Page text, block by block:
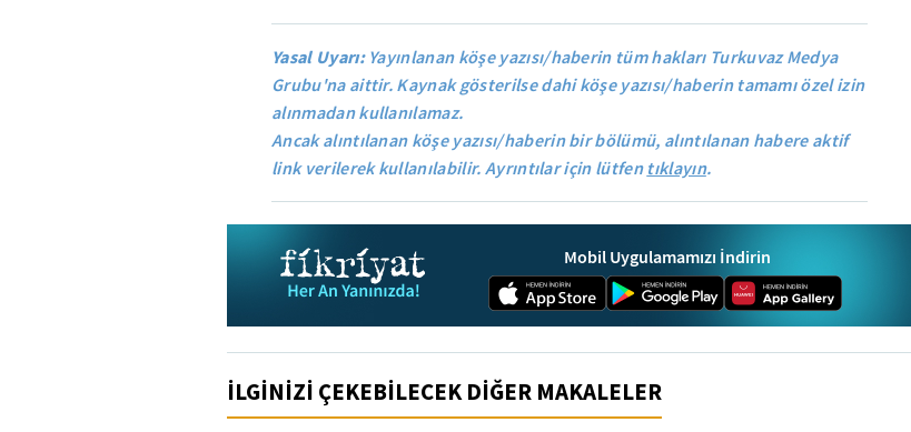
Yasal Uyarı:Yayınlanan köşe yazısı/haberin tüm hakları Turkuvaz Medya
Grubu'na aittir. Kaynak gösterilse dahi köşe yazısı/haberin tamamı özel izin
alınmadan kullanılamaz.
Ancak alıntılanan köşe yazısı/haberin bir bölümü, alıntılanan habere aktif
link verilerek kullanılabilir. Ayrıntılar için lütfentıklayın.
Mobil Uygulamamızı İndirin
İLGİNİZİ ÇEKEBİLECEK DİĞER MAKALELER